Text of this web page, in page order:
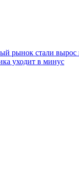
рынок стали
уходит в минус